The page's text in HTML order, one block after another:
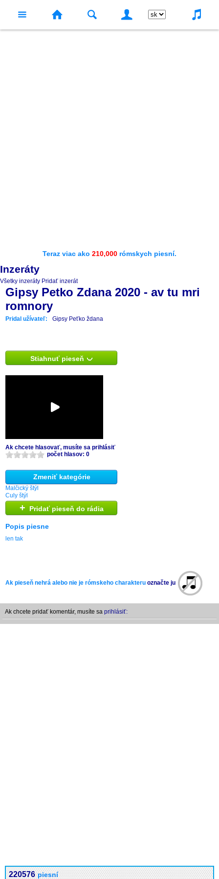
Teraz viac ako 210,000 rómskych piesní.
Inzeráty
Všetky inzeráty Pridať inzerát
Gipsy Petko Zdana 2020 - av tu mri
romnory
Pridal užívateľ: Gipsy Peťko ždana
Stiahnuť pieseň
Ak chcete hlasovať, musíte sa prihlásiť
počet hlasov: 0
Zmeniť kategórie
Malčický štýl
Culy štýl
+ Pridať pieseň do rádia
Popis piesne
len tak
Ak pieseň nehrá alebo nie je rómskeho charakteru označte ju
Ak chcete pridať komentár, musíte sa prihlásiť:
220576 piesní